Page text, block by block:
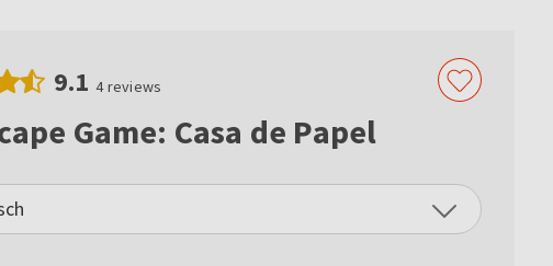
9.1 4reviews
Game: Casa de Papel